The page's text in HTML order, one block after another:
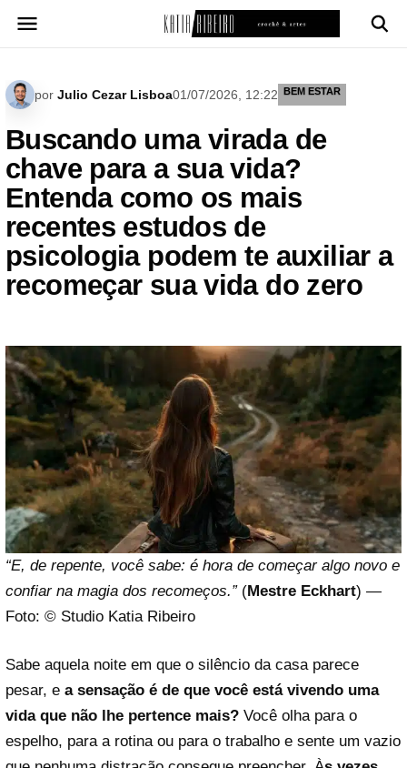
para
por Julio Cezar Lisboa01/07/2026, 12:22 BEM ESTAR
Buscando uma virada de
chave para a sua vida?
Entenda como os mais
recentes estudos de
psicologia podem te auxiliar a
recomeçar sua vida do zero
“E, de repente, você sabe: é hora de começar algo novo e
confiar na magia dos recomeços.”(Mestre Eckhart) —
Foto: © Studio Katia Ribeiro
Sabe aquela noite em que o silêncio da casa parece
pesar, e a sensação é de que você está vivendo uma
vida que não lhe pertence mais? Você olha para o
espelho, para a rotina ou para o trabalho e sente um vazio